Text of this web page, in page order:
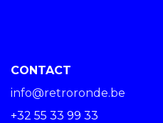
CONTACT
info@retroronde.be
+32 55 33 99 33